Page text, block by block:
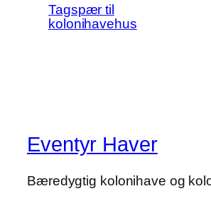
Tagspær til
kolonihavehus
Eventyr Haver
Bæredygtig kolonihave og